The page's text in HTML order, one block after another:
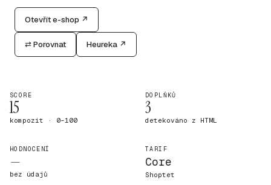
Otevřít e-shop ↗
⇄ Porovnat Heureka ↗
SCORE
15
kompozit · 0–100
DOPLŇKŮ
3
detekováno z HTML
HODNOCENÍ
—
bez údajů
TARIF
Core
Shoptet